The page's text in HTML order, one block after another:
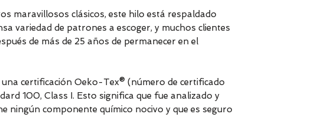
maravillosos clásicos, este hilo está respaldado
variedad de patrones a escoger, y muchos clientes
de más de 25 años de permanecer en el
una certificación Oeko-Tex® (número de certificado
100, Class I. Esto significa que fue analizado y
ningún componente químico nocivo y que es seguro